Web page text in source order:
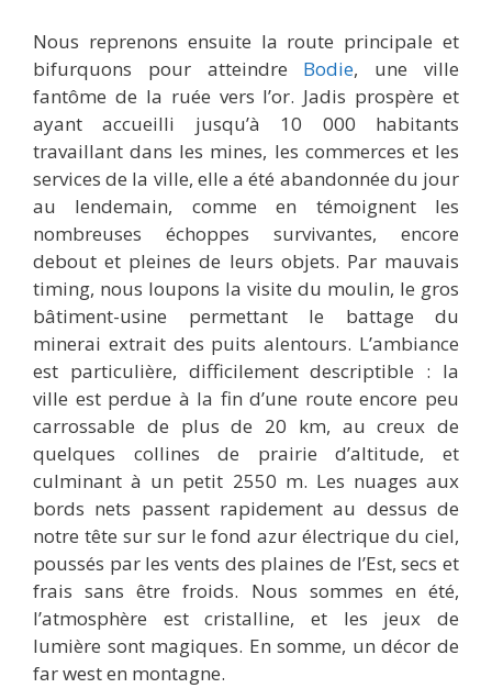
Nous reprenons ensuite la route principale et
bifurquons pour atteindre Bodie, une ville
fantôme de la ruée vers l’or. Jadis prospère et
ayant accueilli jusqu’à 10 000 habitants
travaillant dans les mines, les commerces et les
services de la ville, elle a été abandonnée du jour
au lendemain, comme en témoignent les
nombreuses échoppes survivantes, encore
debout et pleines de leurs objets. Par mauvais
timing, nous loupons la visite du moulin, le gros
bâtiment-usine permettant le battage du
minerai extrait des puits alentours. L’ambiance
est particulière, difficilement descriptible : la
ville est perdue à la fin d’une route encore peu
carrossable de plus de 20 km, au creux de
quelques collines de prairie d’altitude, et
culminant à un petit 2550 m. Les nuages aux
bords nets passent rapidement au dessus de
notre tête sur sur le fond azur électrique du ciel,
poussés par les vents des plaines de l’Est, secs et
frais sans être froids. Nous sommes en été,
l’atmosphère est cristalline, et les jeux de
lumière sont magiques. En somme, un décor de
far west en montagne.